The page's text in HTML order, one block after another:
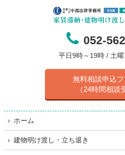
052-
平日9時～19時 / 土
無料相談申込
（24時間相談
ホーム
建物明け渡し・立ち退き